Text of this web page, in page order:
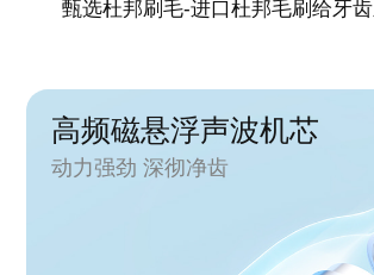
甄选杜邦刷毛-进口杜邦毛刷给牙
高频磁悬浮声波机芯
动力强劲 深彻净齿